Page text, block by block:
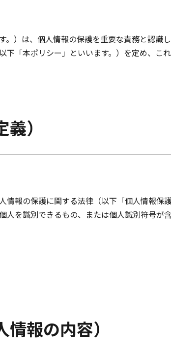
。）は、個人情報の保護を重要な責務と認
「本ポリシー」といいます。）を定め、これ
）
情報の保護に関する法律（以下「個人情報
を識別できるもの、または個人識別符号が
報の内容）